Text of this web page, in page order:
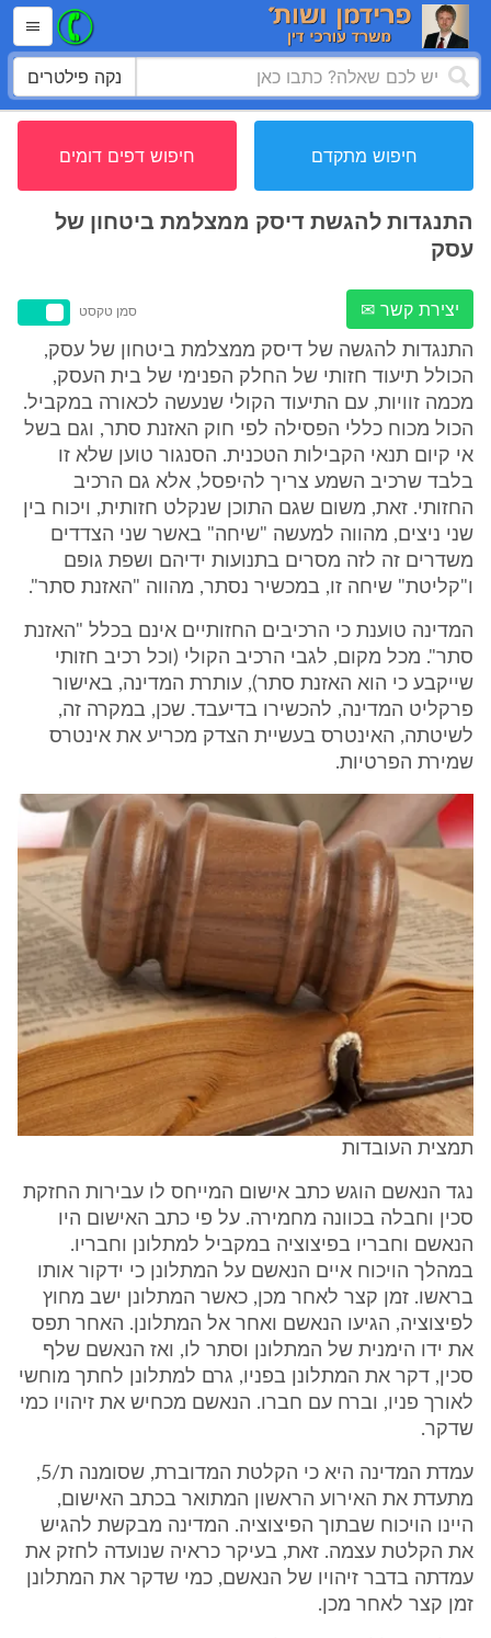
נקה פילטרים
חיפוש מתקדם חיפוש דפים דומים
התנגדות להגשת דיסק ממצלמת ביטחון של
עסק
יצירת קשר ✉ סמן טקסט
התנגדות להגשה של דיסק ממצלמת ביטחון של עסק,
הכולל תיעוד חזותי של החלק הפנימי של בית העסק,
מכמה זוויות, עם התיעוד הקולי שנעשה לכאורה במקביל.
הכול מכוח כללי הפסילה לפי חוק האזנת סתר, וגם בשל
אי קיום תנאי הקבילות הטכנית. הסנגור טוען שלא זו
בלבד שרכיב השמע צריך להיפסל, אלא גם הרכיב
החזותי. זאת, משום שגם התוכן שנקלט חזותית, ויכוח בין
שני ניצים, מהווה למעשה "שיחה" באשר שני הצדדים
משדרים זה לזה מסרים בתנועות ידיהם ושפת גופם
ו"קליטת" שיחה זו, במכשיר נסתר, מהווה "האזנת סתר".
המדינה טוענת כי הרכיבים החזותיים אינם בכלל "האזנת
סתר". מכל מקום, לגבי הרכיב הקולי (וכל רכיב חזותי
שייקבע כי הוא האזנת סתר), עותרת המדינה, באישור
פרקליט המדינה, להכשירו בדיעבד. שכן, במקרה זה,
לשיטתה, האינטרס בעשיית הצדק מכריע את אינטרס
שמירת הפרטיות.
תמצית העובדות
נגד הנאשם הוגש כתב אישום המייחס לו עבירות החזקת
סכין וחבלה בכוונה מחמירה. על פי כתב האישום היו
הנאשם וחבריו בפיצוציה במקביל למתלונן וחבריו.
במהלך הויכוח איים הנאשם על המתלונן כי ידקור אותו
בראשו. זמן קצר לאחר מכן, כאשר המתלונן ישב מחוץ
לפיצוציה, הגיעו הנאשם ואחר אל המתלונן. האחר תפס
את ידו הימנית של המתלונן וסתר לו, ואז הנאשם שלף
סכין, דקר את המתלונן בפניו, גרם למתלונן לחתך מוחשי
לאורך פניו, וברח עם חברו. הנאשם מכחיש את זיהויו כמי
שדקר.
עמדת המדינה היא כי הקלטת המדוברת, שסומנה ת/5,
מתעדת את האירוע הראשון המתואר בכתב האישום,
היינו הויכוח שבתוך הפיצוציה. המדינה מבקשת להגיש
את הקלטת עצמה. זאת, בעיקר כראיה שנועדה לחזק את
עמדתה בדבר זיהויו של הנאשם, כמי שדקר את המתלונן
זמן קצר לאחר מכן.